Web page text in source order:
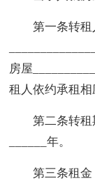
第一条转租
房屋
租人依约承租相
第二条转租期
______年。
第三条租金